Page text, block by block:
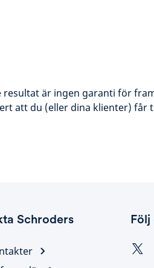
resultat är ingen garanti för
att du (eller dina klienter) får
Schroders Följ